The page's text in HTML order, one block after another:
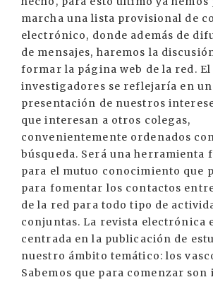
marcha una lista provisional de
electrónico, donde además de
de mensajes, haremos la
formar la página web de la red.
investigadores se reflejaría en
presentación de nuestros
que interesan a otros colegas,
convenientemente ordenados
búsqueda. Será una herramienta
para el mutuo conocimiento que
para fomentar los contactos
de la red para todo tipo de
conjuntas. La revista electrónica
centrada en la publicación de
nuestro ámbito temático: los
Sabemos que para comenzar son